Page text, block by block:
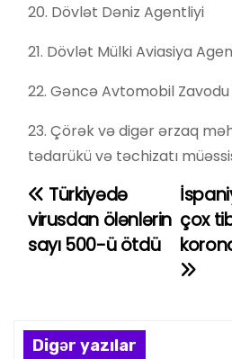
20. Dövlət Dəniz Agentliyi
21. Dövlət Mülki Aviasiya
22. Gəncə Avtomobil
23. Çörək və digər ərzaq
tədarükü və təchizatı
Y
a
çox
Türkiyədə
virusdan ölənlərin
sayı 500-ü ötdü
Digər yazılar